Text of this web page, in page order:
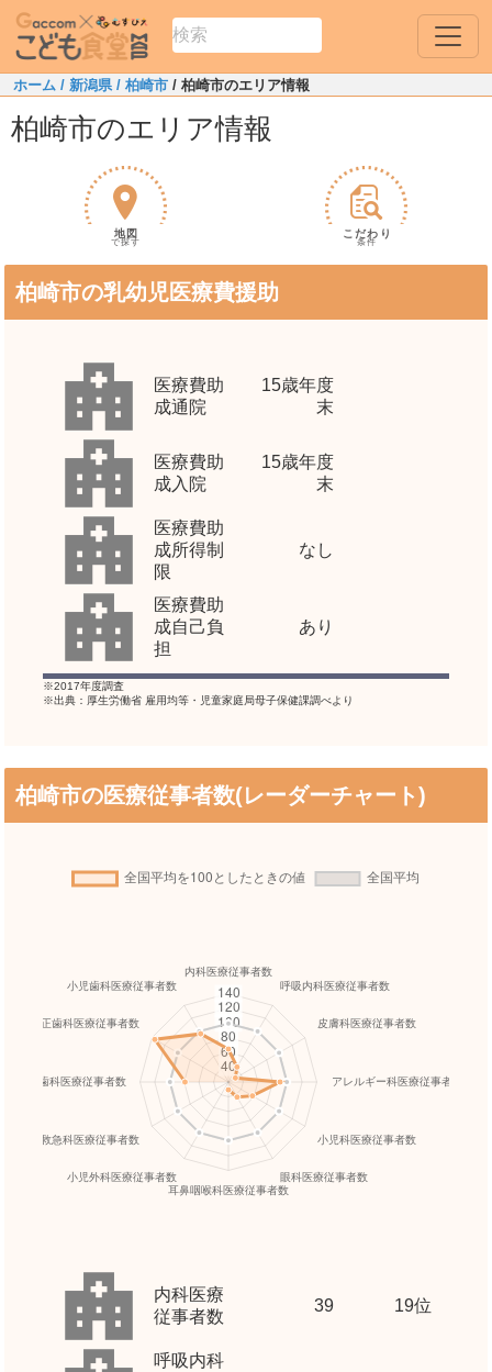
ホーム / 新潟県/ 柏崎市 / 柏崎市のエリア情報
柏崎市のエリア情報
地図
で探す
こだわり
条件
柏崎市の乳幼児医療費援助
医療費助
成通院
15歳年度
末
医療費助
成入院
15歳年度
末
医療費助
成所得制
限
なし
医療費助
成自己負
担
あり
※2017年度調査
※出典：厚生労働省 雇用均等・児童家庭局母子保健課調べより
柏崎市の医療従事者数(レーダーチャート)
内科医療
従事者数
39 19位
呼吸内科